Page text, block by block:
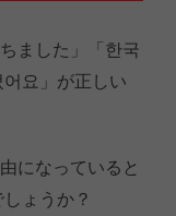
ました」「한국
요」が正しい
になっていると
ょうか？